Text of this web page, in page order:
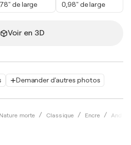
Demander d'autres photos
Nature morte Classique Encre
de large
0,98" de large
Voir en 3D